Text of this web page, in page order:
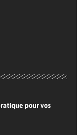
pour vos